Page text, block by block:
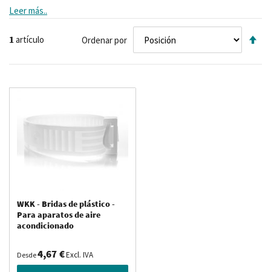
utilizando el orificio situado debajo del cabezal de cierre y, a
continuación, guíe las mangueras utilizando la brida.
Leer más..
1artículo Ordenar por
WKK - Bridas de plástico -
Para aparatos de aire
acondicionado
Desde4,67 €Excl. IVA